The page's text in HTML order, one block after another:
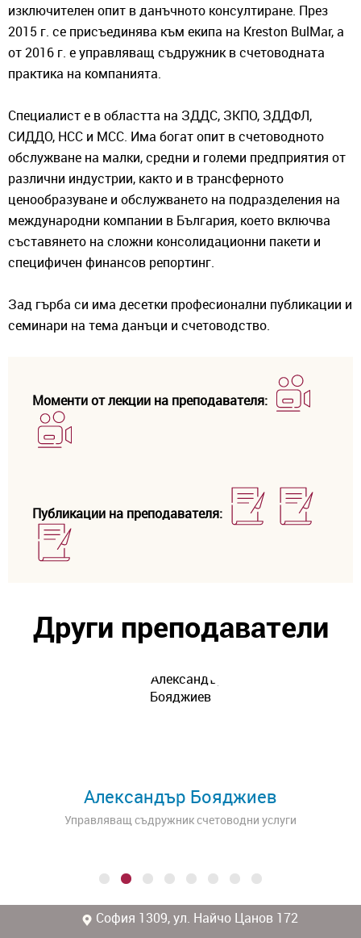
изключителен опит в данъчното консултиране. През
2015 г. се присъединява към екипа на Kreston BulMar, а
от 2016 г. е управляващ съдружник в счетоводната
практика на компанията.
Специалист е в областта на ЗДДС, ЗКПО, ЗДДФЛ,
СИДДО, НСС и МСС. Има богат опит в счетоводното
обслужване на малки, средни и големи предприятия от
различни индустрии, както и в трансферното
ценообразуване и обслужването на подразделения на
международни компании в България, което включва
съставянето на сложни консолидационни пакети и
специфичен финансов репортинг.
Зад гърба си има десетки професионални публикации и
семинари на тема данъци и счетоводство.
Моменти от лекции на преподавателя:
Публикации на преподавателя:
Други преподаватели
Александър Бояджиев
Управляващ съдружник счетоводни услуги
София 1309, ул. Найчо Цанов 172